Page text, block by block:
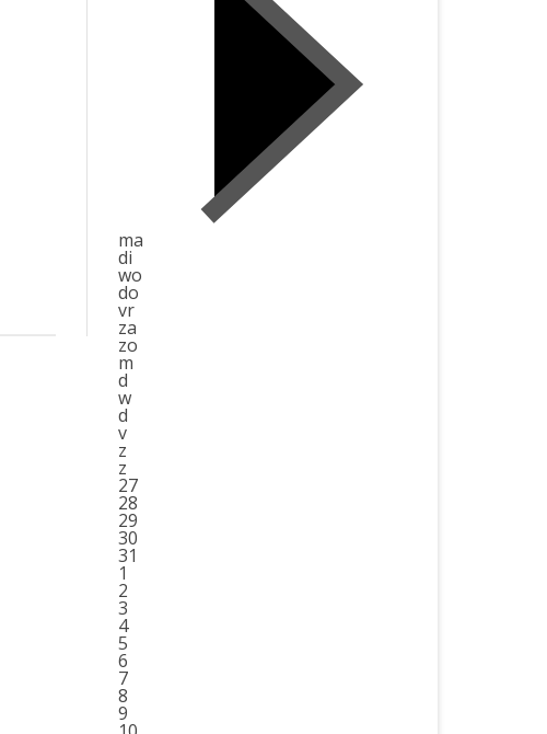
ma
di
wo
do
vr
za
zo
m
d
w
d
v
z
z
27
28
29
30
31
1
2
3
4
5
6
7
8
9